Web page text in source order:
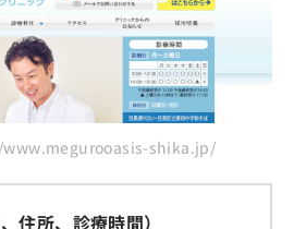
shika.jp/
住所、診療時間）